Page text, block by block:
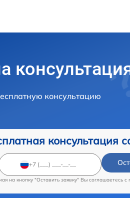
консультацию
консультация
на кнопку "Оставить заявку" Вы соглашаетесь c